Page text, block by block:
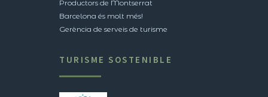
Productors de Montserrat
Barcelona és molt més!
Gerència de serveis de turisme
TURISME SOSTENIBLE